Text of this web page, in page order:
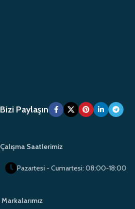
Bizi Paylaşın
Çalışma Saatlerimiz
Pazartesi - Cumartesi: 08:00-18:00
Markalarımız